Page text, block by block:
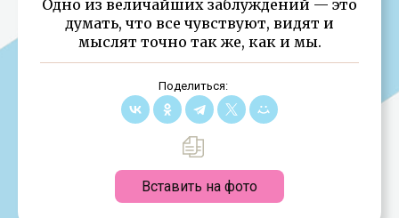
Одно из величайших заблуждений — это
думать, что все чувствуют, видят и
мыслят точно так же, как и мы.
Поделиться:
Вставить на фото